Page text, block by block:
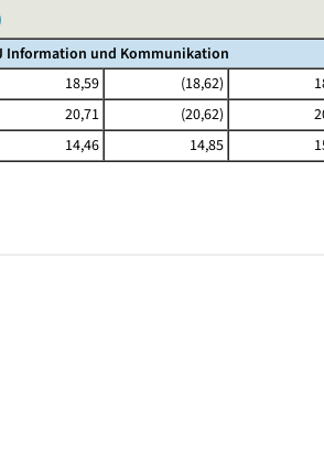
Information und Kommunikation
18,59 (18,62)
20,71 (20,62)
14,46 14,85